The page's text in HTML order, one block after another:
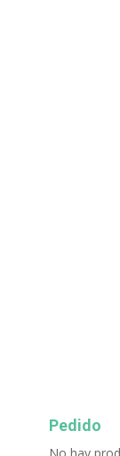
Pedido